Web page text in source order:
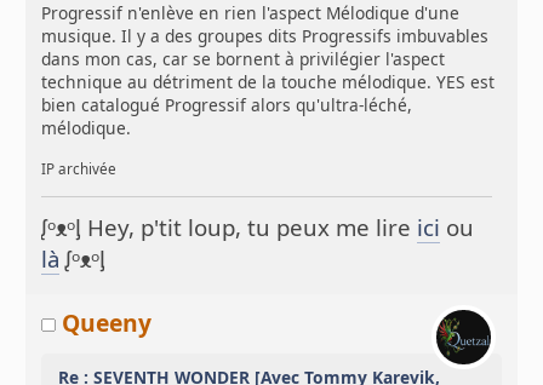
Progressif n'enlève en rien l'aspect Mélodique d'une
musique. Il y a des groupes dits Progressifs imbuvables
dans mon cas, car se bornent à privilégier l'aspect
technique au détriment de la touche mélodique. YES est
bien catalogué Progressif alors qu'ultra-léché,
mélodique.
IP archivée
ᶘᵒᴥᵒᶅ Hey, p'tit loup, tu peux me lire ici ou
là ᶘᵒᴥᵒᶅ
Queeny
Re : SEVENTH WONDER [Avec Tommy Karevik,